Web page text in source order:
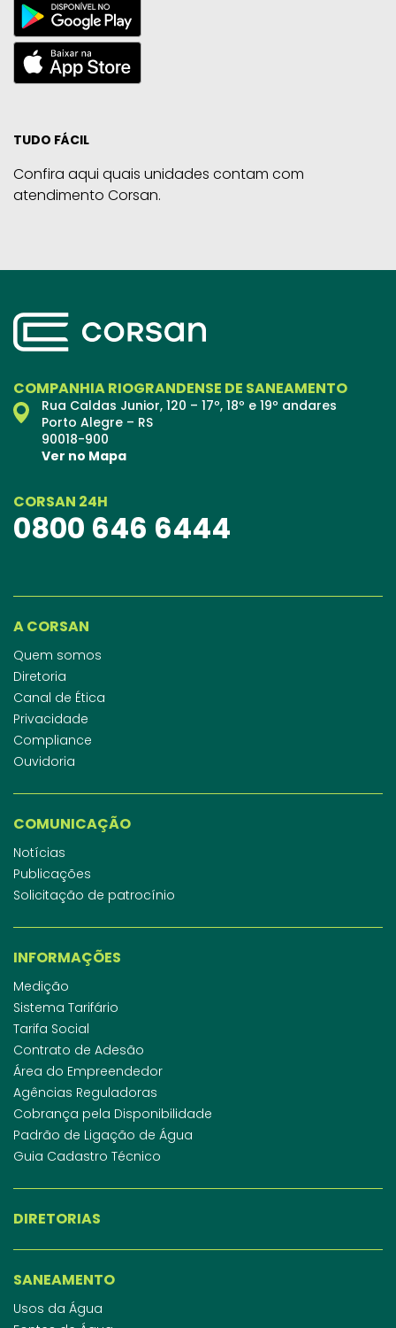
TUDO FÁCIL
Confira aqui quais unidades contam com
atendimento Corsan.
COMPANHIA RIOGRANDENSE DE SANEAMENTO
Rua Caldas Junior, 120 – 17º, 18º e 19º andares
Porto Alegre – RS
90018-900
Ver no Mapa
CORSAN 24H
0800 646 6444
A CORSAN
Quem somos
Diretoria
Canal de Ética
Privacidade
Compliance
Ouvidoria
COMUNICAÇÃO
Notícias
Publicações
Solicitação de patrocínio
INFORMAÇÕES
Medição
Sistema Tarifário
Tarifa Social
Contrato de Adesão
Área do Empreendedor
Agências Reguladoras
Cobrança pela Disponibilidade
Padrão de Ligação de Água
Guia Cadastro Técnico
DIRETORIAS
SANEAMENTO
Usos da Água